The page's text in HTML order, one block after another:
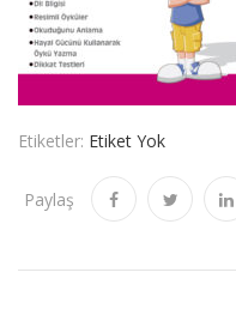
Etiketler: Etiket Yok
Paylaş